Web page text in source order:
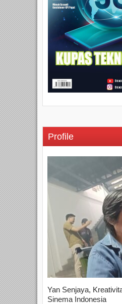
Profile
Yan Senjaya,
Sinema Indonesia